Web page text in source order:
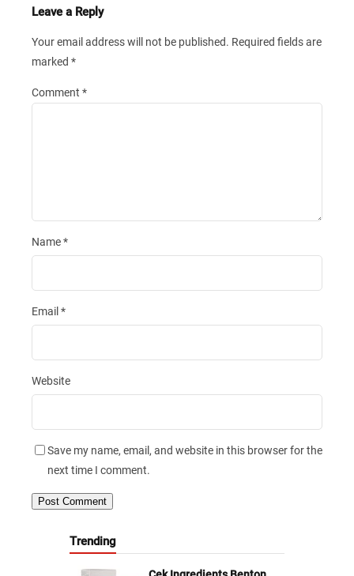
Leave a Reply
Your email address will not be published. Required fields are
marked *
Comment *
Name*
Email *
Website
Save my name, email, and website in this browser for the
next time I comment.
Trending